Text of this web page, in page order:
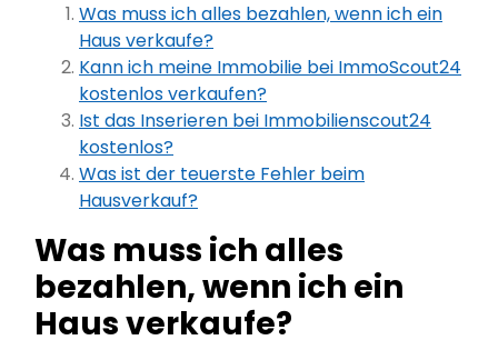
Was muss ich alles bezahlen, wenn ich ein
Haus verkaufe?
Kann ich meine Immobilie bei ImmoScout24
kostenlos verkaufen?
Ist das Inserieren bei Immobilienscout24
kostenlos?
Was ist der teuerste Fehler beim
Hausverkauf?
Was muss ich alles
bezahlen, wenn ich ein
Haus verkaufe?